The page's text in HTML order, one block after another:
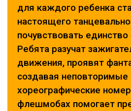
для каждого ребенка
настоящего
почувствовать
Ребята разучат
движения, проявят
создавая неповторимые
хореографические
флешмобах помогает